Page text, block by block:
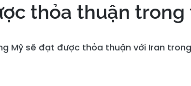
thỏa thuận trong
Mỹ sẽ đạt được thỏa thuận với Iran